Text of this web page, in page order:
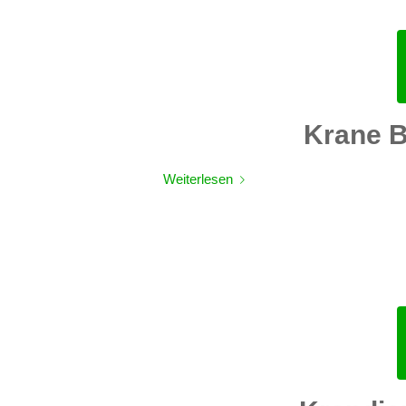
Krane
Weiterlesen